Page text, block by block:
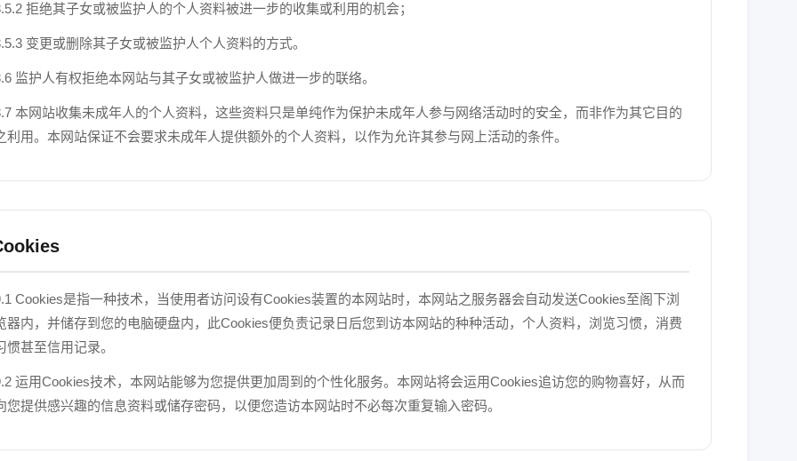
拒绝其子女或被监护人的个人资料被进一步的收集或利用的机会；
变更或删除其子女或被监护人个人资料的方式。
监护人有权拒绝本网站与其子女或被监护人做进一步的联络。
本网站收集未成年人的个人资料，这些资料只是单纯作为保护未成年人参与网络活动时的安全，而非作为其它目的
利用。本网站保证不会要求未成年人提供额外的个人资料，以作为允许其参与网上活动的条件。
Cookies是指一种技术，当使用者访问设有Cookies装置的本网站时，本网站之服务器会自动发送Cookies至阁下浏
器内，并储存到您的电脑硬盘内，此Cookies便负责记录日后您到访本网站的种种活动，个人资料，浏览习惯，消费
惯甚至信用记录。
运用Cookies技术，本网站能够为您提供更加周到的个性化服务。本网站将会运用Cookies追访您的购物喜好，从而
您提供感兴趣的信息资料或储存密码，以便您造访本网站时不必每次重复输入密码。